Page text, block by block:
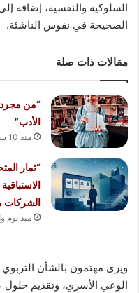
السلوكية والنفسية، إضافة
الصحيحة في نفوس الناشئة.
مقالات ذات صلة
“من
الأدب”
منذ 10 ساعات
الشركات
منذ يوم
ويرى مهتمون بالشأن
الوعي الأسري، وتقديم حلول